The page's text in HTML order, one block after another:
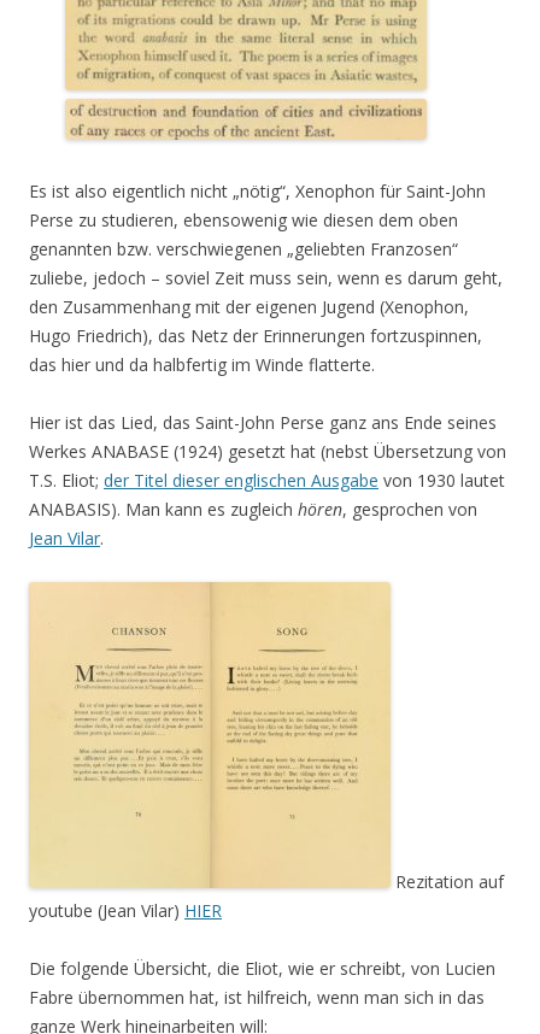
Es ist also eigentlich nicht „nötig“, Xenophon für Saint-John
Perse zu studieren, ebensowenig wie diesen dem oben
genannten bzw. verschwiegenen „geliebten Franzosen“
zuliebe, jedoch – soviel Zeit muss sein, wenn es darum geht,
den Zusammenhang mit der eigenen Jugend (Xenophon,
Hugo Friedrich), das Netz der Erinnerungen fortzuspinnen,
das hier und da halbfertig im Winde flatterte.
Hier ist das Lied, das Saint-John Perse ganz ans Ende seines
Werkes ANABASE (1924) gesetzt hat (nebst Übersetzung von
T.S. Eliot; der Titel dieser englischen Ausgabe von 1930 lautet
ANABASIS). Man kann es zugleich hören, gesprochen von
Jean Vilar.
Rezitation auf
youtube (Jean Vilar) HIER
Die folgende Übersicht, die Eliot, wie er schreibt, von Lucien
Fabre übernommen hat, ist hilfreich, wenn man sich in das
ganze Werk hineinarbeiten will: